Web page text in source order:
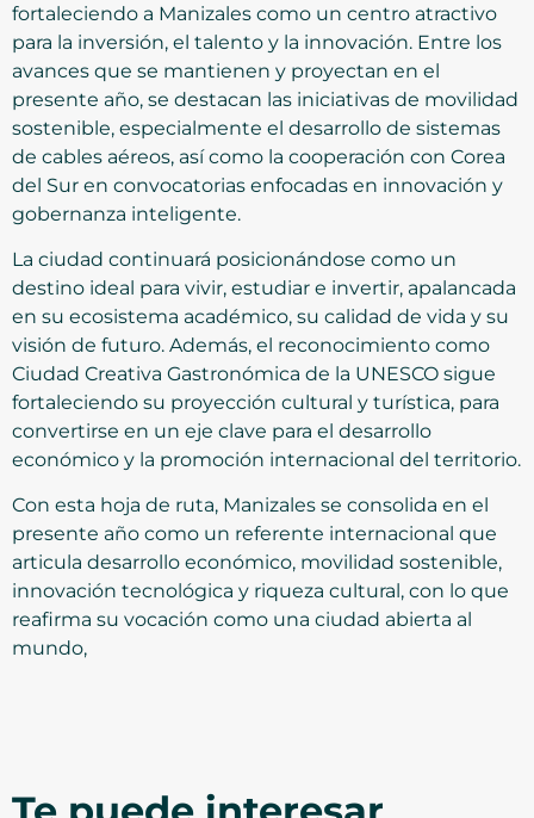
fortaleciendo a Manizales como un centro atractivo
para la inversión, el talento y la innovación. Entre los
avances que se mantienen y proyectan en el
presente año, se destacan las iniciativas de movilidad
sostenible, especialmente el desarrollo de sistemas
de cables aéreos, así como la cooperación con Corea
del Sur en convocatorias enfocadas en innovación y
gobernanza inteligente.
La ciudad continuará posicionándose como un
destino ideal para vivir, estudiar e invertir, apalancada
en su ecosistema académico, su calidad de vida y su
visión de futuro. Además, el reconocimiento como
Ciudad Creativa Gastronómica de la UNESCO sigue
fortaleciendo su proyección cultural y turística, para
convertirse en un eje clave para el desarrollo
económico y la promoción internacional del territorio.
Con esta hoja de ruta, Manizales se consolida en el
presente año como un referente internacional que
articula desarrollo económico, movilidad sostenible,
innovación tecnológica y riqueza cultural, con lo que
reafirma su vocación como una ciudad abierta al
mundo,